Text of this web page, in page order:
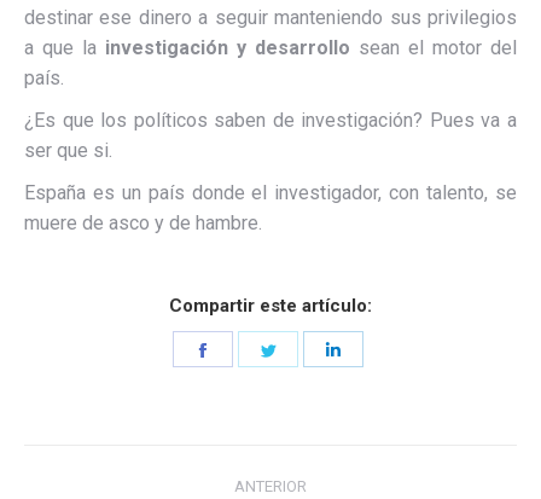
destinar ese dinero a seguir manteniendo sus privilegios
a que la investigación y desarrollo sean el motor del
país.
¿Es que los políticos saben de investigación? Pues va a
ser que si.
España es un país donde el investigador, con talento, se
muere de asco y de hambre.
Compartir este artículo:
Share
ANTERIOR